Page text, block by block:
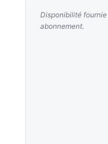
Disponibilité
abonnement.